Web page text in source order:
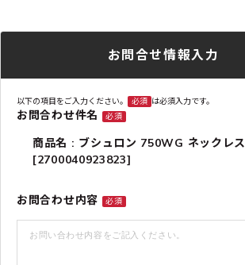
お問合せ情報入力
以下の項目をご入力ください。 必須 は必須入力です。
お問合わせ件名 必須
商品名 : ブシュロン 750WG ネックレス
[2700040923823]
お問合わせ内容 必須